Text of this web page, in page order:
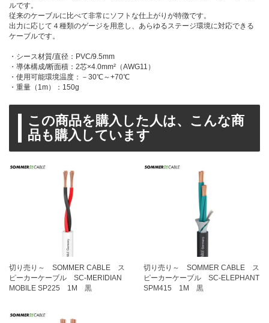
ルです。
従来のケーブルに比べて非常にソフトな仕上がりが特徴です。
出力に応じて４種類のゲージを用意し、あらゆるステージ環境に対応できる
ケーブルです。
・シース材質/直径：PVC/9.5mm
・導体構成/断面積：2芯×4.0mm²（AWG11）
・使用可能環境温度：－30℃～+70℃
・重量（1m）：150g
この商品を購入した人は、こんな商
品も購入しています
切り売り～ SOMMER CABLE ス
ピーカーケーブル SC-MERIDIAN
MOBILE SP225 1M 黒
切り売り～ SOMMER CABLE ス
ピーカーケーブル SC-ELEPHANT
SPM415 1M 黒